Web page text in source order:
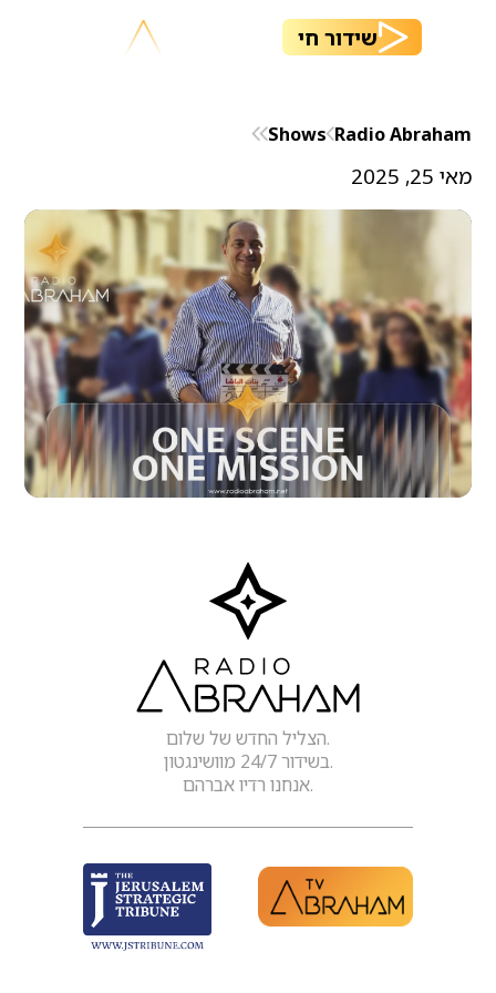
שידור חי
Radio Abraham
Shows
מאי 25, 2025
הצליל החדש של שלום.
בשידור 24/7 מוושינגטון.
אנחנו רדיו אברהם.